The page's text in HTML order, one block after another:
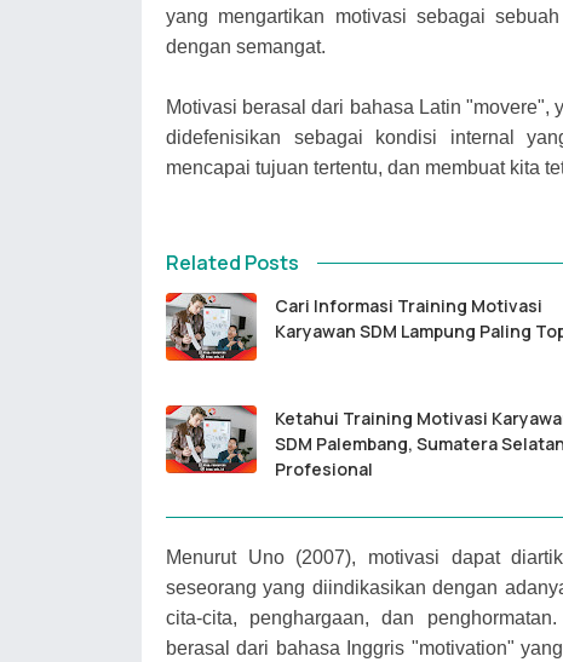
yang mengartikan motivasi sebagai
dengan semangat.
Motivasi berasal dari bahasa Latin "movere",
didefenisikan sebagai kondisi internal
mencapai tujuan tertentu, dan membuat kita
Related Posts
Cari Informasi Training Motivasi
Karyawan SDM Lampung Paling
Ketahui Training Motivasi
SDM Palembang, Sumatera Selatan
Profesional
Menurut Uno (2007), motivasi dapat
seseorang yang diindikasikan dengan
cita-cita, penghargaan, dan
berasal dari bahasa Inggris "motivation"